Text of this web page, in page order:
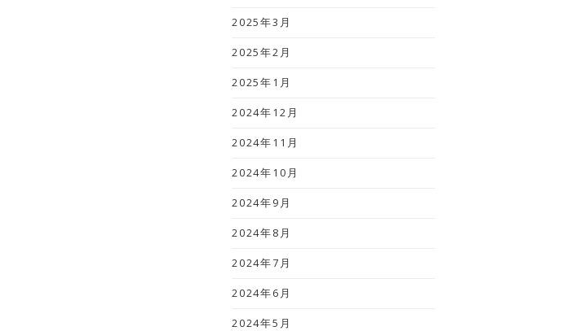
2025年3月
2025年2月
2025年1月
2024年12月
2024年11月
2024年10月
2024年9月
2024年8月
2024年7月
2024年6月
2024年5月